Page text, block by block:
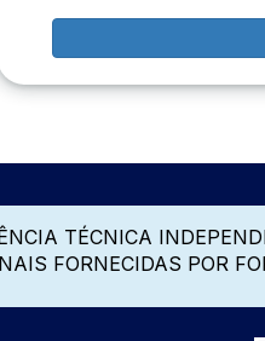
TÉCNICA
FORNECIDAS POR